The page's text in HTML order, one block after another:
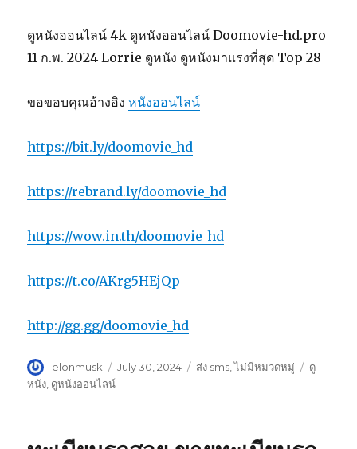
ดูหนังออนไลน์ 4k ดูหนังออนไลน์ Doomovie-hd.pro
11 ก.พ. 2024 Lorrie ดูหนัง ดูหนังมาแรงที่สุด Top 28
ขอขอบคุณอ้างอิงหนังออนไลน์
https://bit.ly/doomovie_hd
https://rebrand.ly/doomovie_hd
https://wow.in.th/doomovie_hd
https://t.co/AKrg5HEjQp
http://gg.gg/doomovie_hd
Author
elonmusk
Posted
July 30, 2024 Categories
ส่ง sms ,ไม่มีหมวดหมู่ Tags
ดู
หนัง ดูหนังออนไลน์